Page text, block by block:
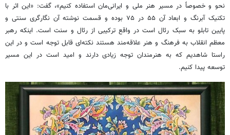
نحو و خصوصاً در مسیر هنر ملی و ایرانی‌مان استفاده کنیم»، گفت: «این اثر با
تکنیک آبرنگ و ابعاد آن ۵۵ در ۷۵ بوده و قسمت نوشته آن نگارگری سنتی و
پایین تابلو به سبک رئال است در واقع ترکیبی از رئال و سنت است. اینکه رهبر
معظم انقلاب به فرهنگ و هنر علاقه‌مند هستند نکته‌ای قابل توجه است و در این
راستا شاهدیم که به هنرمندان توجه زیادی دارند و امید است در این مسیر
توسعه پیدا کنیم.